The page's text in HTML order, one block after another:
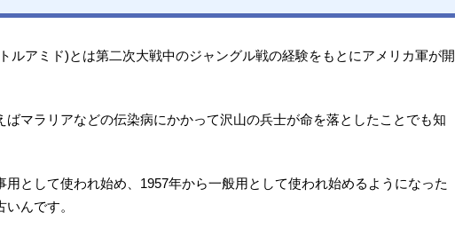
ルアミド)とは第二次大戦中のジャングル戦の経験をもとにアメリカ軍が開
ばマラリアなどの伝染病にかかって沢山の兵士が命を落としたことでも知
用として使われ始め、1957年から一般用として使われ始めるようになった
んです。